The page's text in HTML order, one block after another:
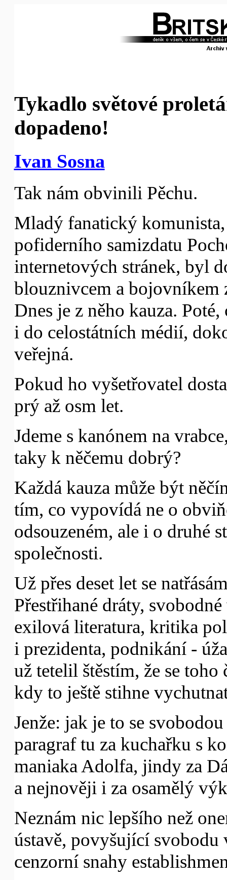
Tykadlo světové
dopadeno!
Ivan Sosna
Tak nám obvinili Pěchu.
Mladý fanatický
pofiderního samizdatu
internetových stránek, byl
blouznivcem a bojovníkem
Dnes je z něho kauza.
i do celostátních médií,
veřejná.
Pokud ho vyšetřovatel
prý až osm let.
Jdeme s kanónem na
taky k něčemu dobrý?
Každá kauza může být
tím, co vypovídá ne o
odsouzeném, ale i o druhé
společnosti.
Už přes deset let se
Přestřihané dráty,
exilová literatura, kritika
i prezidenta, podnikání -
už tetelil štěstím, že se
kdy to ještě stihne
Jenže: jak je to se
paragraf tu za kuchařku s
maniaka Adolfa, jindy za
a nejnověji i za osamělý
Neznám nic lepšího než
ústavě, povyšující
cenzorní snahy